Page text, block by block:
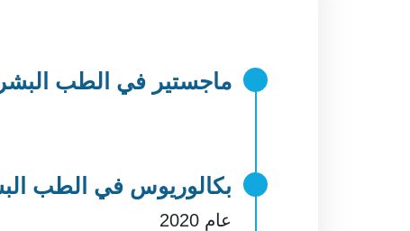
ماجستير في الطب
بكالوريوس في الطب
عام 2020